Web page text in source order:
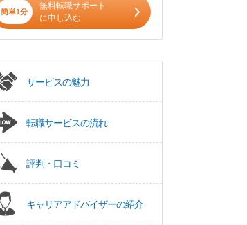
希望の働き方
正社員
パート(週4日～5日)
簡単1分
無料転職サポート
に申し込む
サービスの魅力
転職サービスの流れ
評判・口コミ
キャリアアドバイザーの紹介